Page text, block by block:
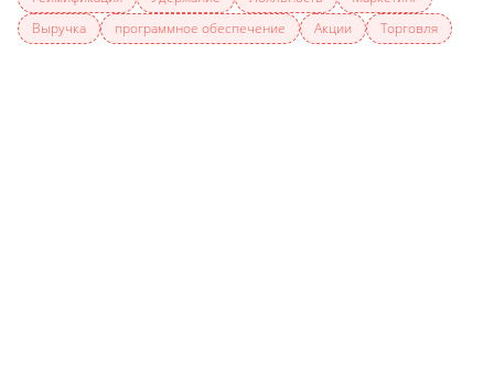
Выручка
программное обеспечение Акции Торговля